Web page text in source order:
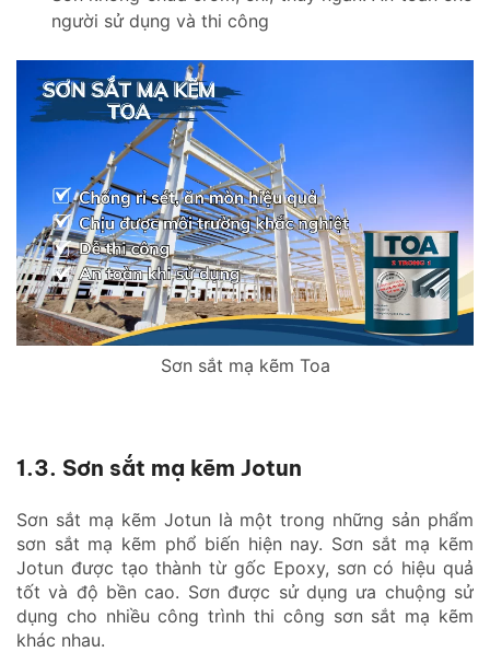
người sử dụng và thi công
Sơn sắt mạ kẽm Toa
1.3. Sơn sắt mạ kẽm Jotun
Sơn sắt mạ kẽm Jotun là một trong những sản phẩm
sơn sắt mạ kẽm phổ biến hiện nay. Sơn sắt mạ kẽm
Jotun được tạo thành từ gốc Epoxy, sơn có hiệu quả
tốt và độ bền cao. Sơn được sử dụng ưa chuộng sử
dụng cho nhiều công trình thi công sơn sắt mạ kẽm
khác nhau.